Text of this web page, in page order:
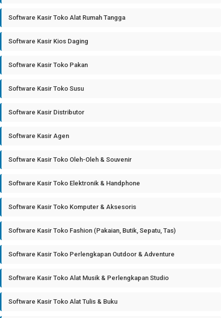
Software Kasir Toko Alat Rumah Tangga
Software Kasir Kios Daging
Software Kasir Toko Pakan
Software Kasir Toko Susu
Software Kasir Distributor
Software Kasir Agen
Software Kasir Toko Oleh-Oleh & Souvenir
Software Kasir Toko Elektronik & Handphone
Software Kasir Toko Komputer & Aksesoris
Software Kasir Toko Fashion (Pakaian, Butik, Sepatu, Tas)
Software Kasir Toko Perlengkapan Outdoor & Adventure
Software Kasir Toko Alat Musik & Perlengkapan Studio
Software Kasir Toko Alat Tulis & Buku